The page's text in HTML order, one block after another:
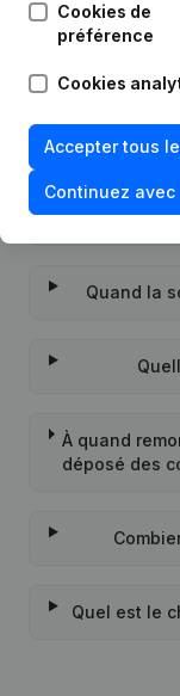
Questions
Quel
Quel est
Quand la
À quand
déposé des
Quel est le
Cookies de
préférence
Cookies
Accepter tous
Continuez